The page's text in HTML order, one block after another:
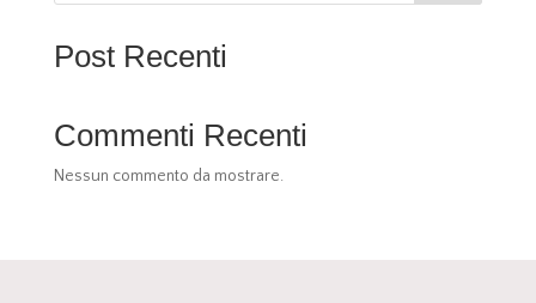
Post Recenti
Commenti Recenti
Nessun commento da mostrare.